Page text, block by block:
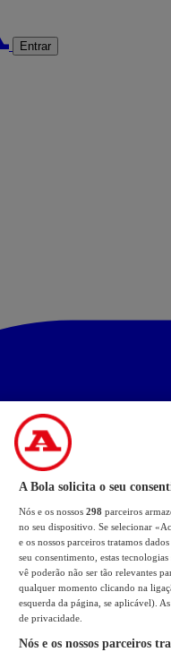
Entrar
A Bola solicita o seu
Nós e os nossos 298 parceiros
no seu dispositivo. Se selecionar
e os nossos parceiros tratamos
seu consentimento, estas
vê poderão não ser tão relevantes
qualquer momento clicando na
esquerda da página, se aplicável).
de privacidade.
Nós e os nossos parceiros